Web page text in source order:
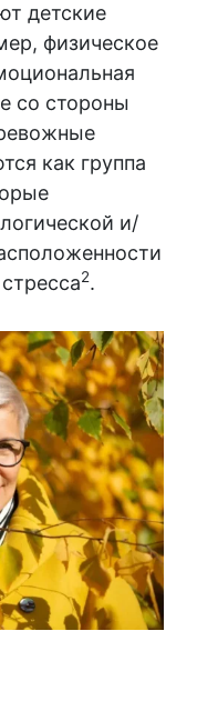
детские
физическое
со стороны
как группа
и/
2.